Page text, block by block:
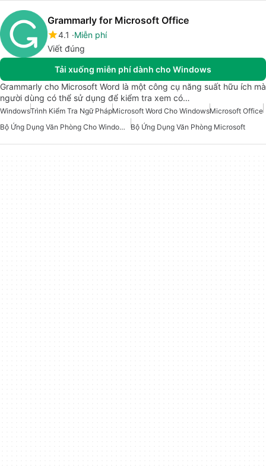
Grammarly for Microsoft Office
4.1
Miễn phí
Viết đúng
Tải xuống miễn phí dành cho Windows
Grammarly cho Microsoft Word là một công cụ năng suất hữu ích mà
người dùng có thể sử dụng để kiểm tra xem có…
WindowsTrình Kiểm Tra Ngữ PhápMicrosoft Word Cho WindowsMicrosoft Office
Bộ Ứng Dụng Văn Phòng Cho Windows 10
Bộ Ứng Dụng Văn Phòng Microsoft